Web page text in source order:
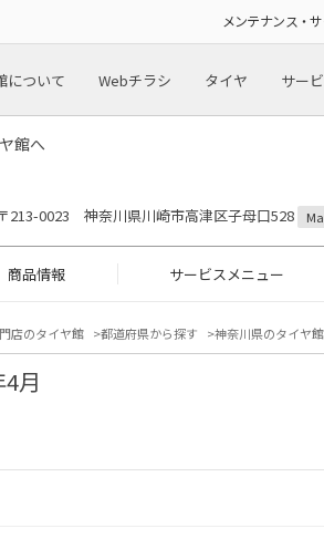
メンテナンス・
について Webチラシ タイヤ サー
館へ
213-0023 神奈川県川崎市高津区子母口528
商品情報 サービスメニュー
店のタイヤ館 都道府県から探す 神奈川県のタイヤ館
月